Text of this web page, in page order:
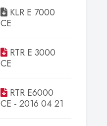
KLR E 7000
CE
RTR E 3000
CE
RTR E6000
CE - 2016 04 21